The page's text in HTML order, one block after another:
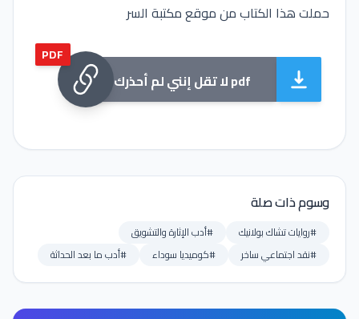
حملت هذا الكتاب من موقع مكتبة السر
PDF
لا تقل إنني لم أحذرك pdf
وسوم ذات صلة
#روايات تشاك بولانيك
#أدب الإثارة والتشويق
#نقد اجتماعي ساخر
#كوميديا سوداء #أدب ما بعد الحداثة